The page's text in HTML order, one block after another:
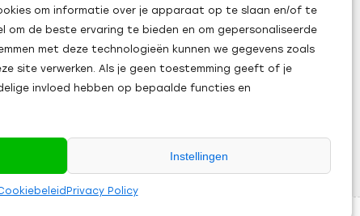
om informatie over je apparaat op te slaan en/of te
om de beste ervaring te bieden en om gepersonaliseerde
met deze technologieën kunnen we gegevens zoals
site verwerken. Als je geen toestemming geeft of je
invloed hebben op bepaalde functies en
Instellingen
Privacy Policy